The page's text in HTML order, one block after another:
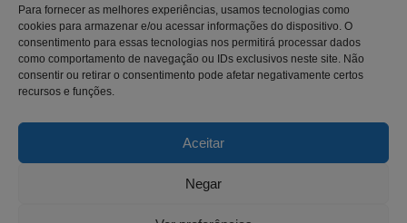
Para fornecer as melhores experiências, usamos tecnologias como
cookies para armazenar e/ou acessar informações do dispositivo. O
consentimento para essas tecnologias nos permitirá processar dados
como comportamento de navegação ou IDs exclusivos neste site. Não
consentir ou retirar o consentimento pode afetar negativamente certos
recursos e funções.
Aceitar
Negar
Canal LGPD e Segurança da Informação
Contato